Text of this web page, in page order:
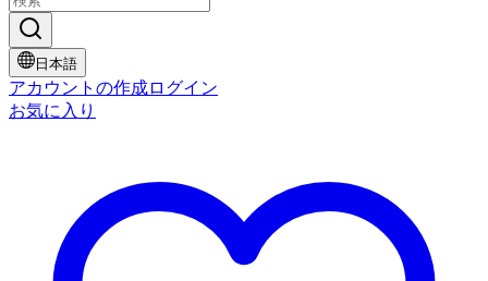
日本語
アカウントの作成ログイン
お気に入り